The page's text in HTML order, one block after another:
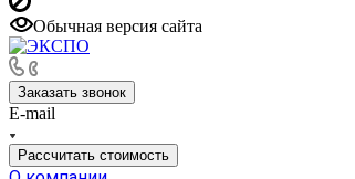
Обычная версия сайта
Заказать звонок
E-mail
Рассчитать стоимость